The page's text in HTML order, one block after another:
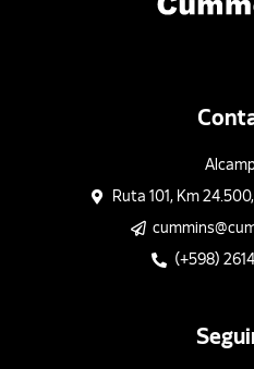
Ruta 101, Km
(+598)